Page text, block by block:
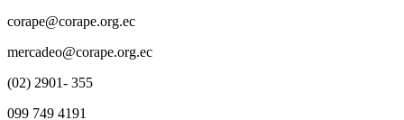
corape@corape.org.ec
mercadeo@corape.org.ec
(02) 2901- 355
099 749 4191